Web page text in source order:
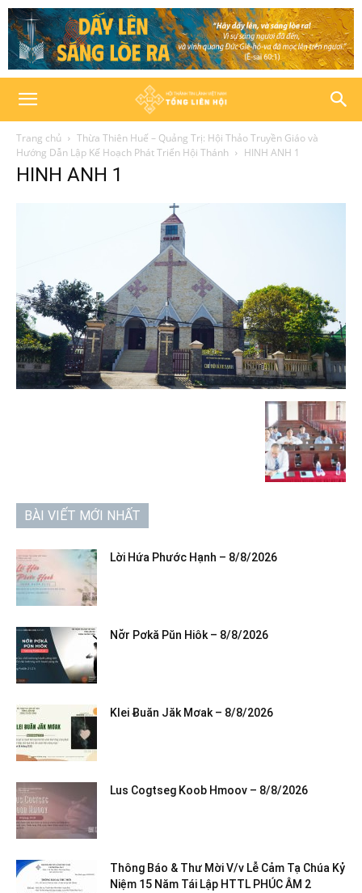
Trang chủ
Thừa Thiên Huế – Quảng Trị: Hội Thảo Truyền Giáo và
Hướng Dẫn Lập Kế Hoạch Phát Triển Hội Thánh
HINH ANH 1
HINH ANH 1
BÀI VIẾT MỚI NHẤT
Lời Hứa Phước Hạnh – 8/8/2026
Nơ̆r Pơkă Pŭn Hiôk – 8/8/2026
Klei Ƀuăn Jăk Mơak – 8/8/2026
Lus Cogtseg Koob Hmoov – 8/8/2026
Thông Báo & Thư Mời V/v Lễ Cảm Tạ Chúa Kỷ
Niệm 15 Năm Tái Lập HTTL PHÚC ÂM 2